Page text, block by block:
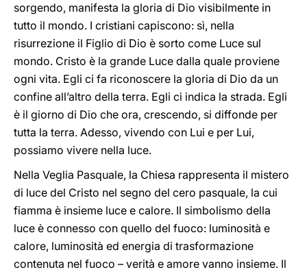
sorgendo, manifesta la gloria di Dio visibilmente in
tutto il mondo. I cristiani capiscono: sì, nella
risurrezione il Figlio di Dio è sorto come Luce sul
mondo. Cristo è la grande Luce dalla quale proviene
ogni vita. Egli ci fa riconoscere la gloria di Dio da un
confine all’altro della terra. Egli ci indica la strada. Egli
è il giorno di Dio che ora, crescendo, si diffonde per
tutta la terra. Adesso, vivendo con Lui e per Lui,
possiamo vivere nella luce.
Nella Veglia Pasquale, la Chiesa rappresenta il mistero
di luce del Cristo nel segno del cero pasquale, la cui
fiamma è insieme luce e calore. Il simbolismo della
luce è connesso con quello del fuoco: luminosità e
calore, luminosità ed energia di trasformazione
contenuta nel fuoco – verità e amore vanno insieme. Il